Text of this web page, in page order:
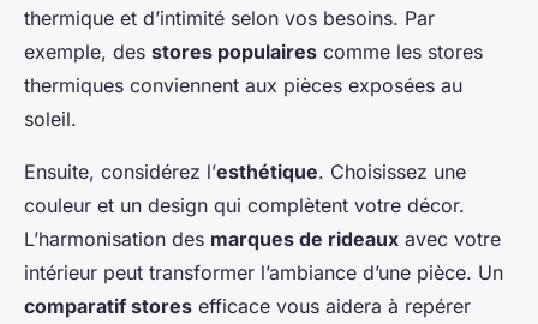
thermique et d’intimité selon vos besoins. Par
exemple, des stores populaires comme les stores
thermiques conviennent aux pièces exposées au
soleil.
Ensuite, considérez l’esthétique. Choisissez une
couleur et un design qui complètent votre décor.
L’harmonisation des marques de rideaux avec votre
intérieur peut transformer l’ambiance d’une pièce. Un
comparatif stores efficace vous aidera à repérer